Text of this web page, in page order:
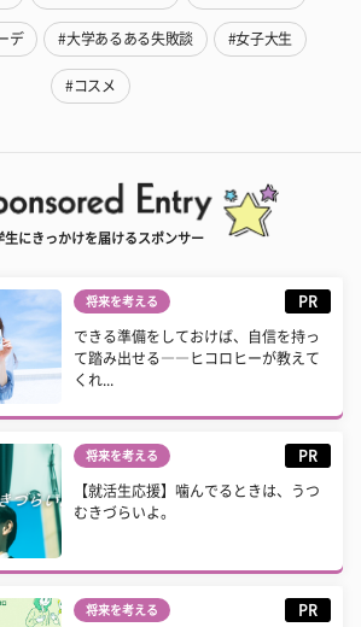
デ #大学あるある失敗談 #女子大生
#コスメ
生にきっかけを届けるスポンサー
将来を考える PR
できる準備をしておけば、自信を持っ
て踏み出せる――ヒコロヒーが教えて
くれ...
将来を考える PR
【就活生応援】噛んでるときは、うつ
むきづらいよ。
将来を考える PR